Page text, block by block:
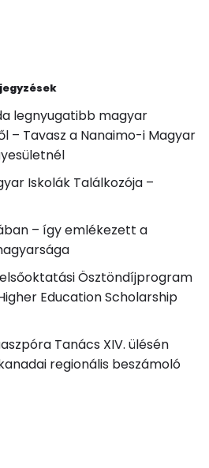
legnyugatibb magyar
– Tavasz a Nanaimo-i Magyar
Iskolák Találkozója –
– így emlékezett a
Ösztöndíjprogram
Education Scholarship
Tanács XIV. ülésén
regionális beszámoló